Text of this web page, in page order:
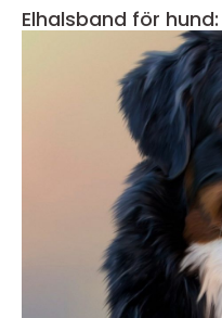
Elhalsband för